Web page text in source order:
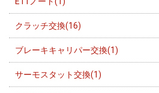
クラッチ交換(16)
ブレーキキャリパー交換(1)
サーモスタット交換(1)